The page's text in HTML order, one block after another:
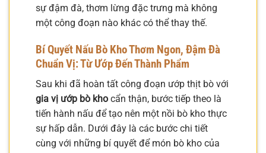
sự đậm đà, thơm lừng đặc trưng mà không
một công đoạn nào khác có thể thay thế.
Bí Quyết Nấu Bò Kho Thơm Ngon, Đậm Đà
Chuẩn Vị: Từ Ướp Đến Thành Phẩm
Sau khi đã hoàn tất công đoạn ướp thịt bò với
gia vị ướp bò kho cẩn thận, bước tiếp theo là
tiến hành nấu để tạo nên một nồi bò kho thực
sự hấp dẫn. Dưới đây là các bước chi tiết
cùng với những bí quyết để món bò kho của